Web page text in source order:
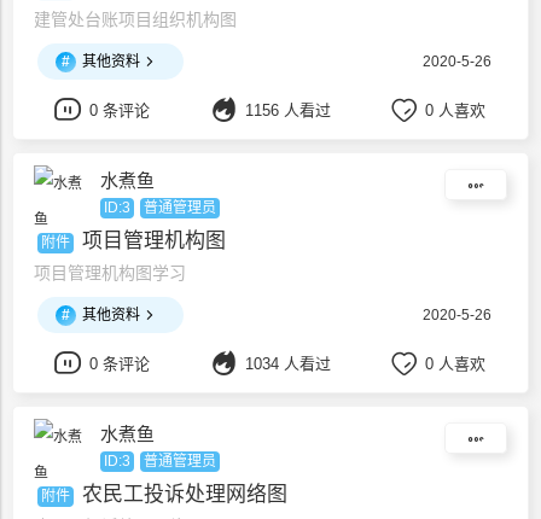
建管处台账项目组织机构图
# 其他资料 2020-5-26
0 条评论 1156 人看过 0 人喜欢
水煮鱼
ID:3 普通管理员
附件 项目管理机构图
项目管理机构图学习
# 其他资料 2020-5-26
0 条评论 1034 人看过 0 人喜欢
水煮鱼
ID:3 普通管理员
附件 农民工投诉处理网络图